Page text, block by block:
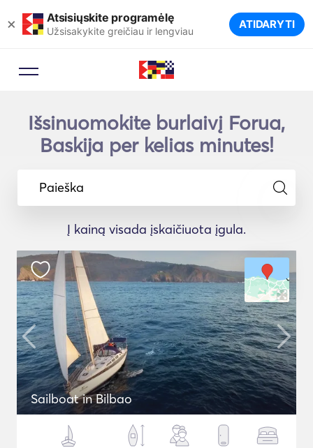
× Atsisiųskite programėlę
Užsisakykite greičiau ir lengviau ATIDARYTI
Išsinuomokite burlaivį Forua,
Baskija per kelias minutes!
Paieška
Į kainą visada įskaičiuota įgula.
Sailboat in Bilbao